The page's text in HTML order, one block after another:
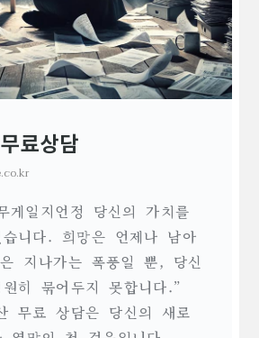
료상담
게일지언정 당신의 가치를
니다. 희망은 언제나 남아
지나가는 폭풍일 뿐, 당신
히 묶어두지 못합니다.”
무료 상담은 당신의 새로